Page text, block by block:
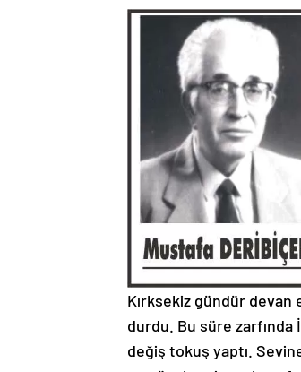
Kırksekiz gündür devan
durdu. Bu süre zarfında
değiş tokuş yaptı.